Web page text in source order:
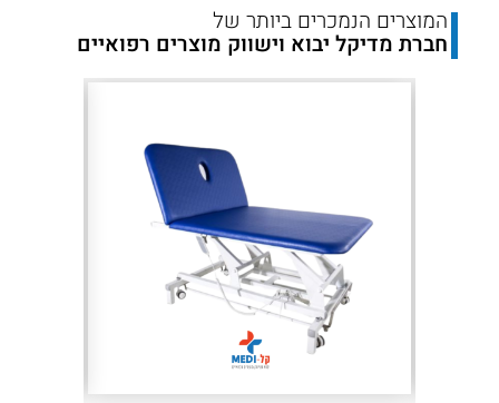
גרמנית
+
מזרון
המוצרים הנמכרים ביותר של
חברת מדיקל יבוא וישווק מוצרים רפואיים
Previous